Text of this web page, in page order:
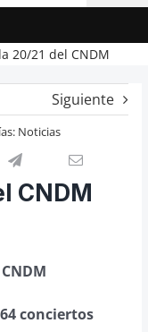
20/21 del CNDM
Siguiente
Noticias
CNDM
conciertos